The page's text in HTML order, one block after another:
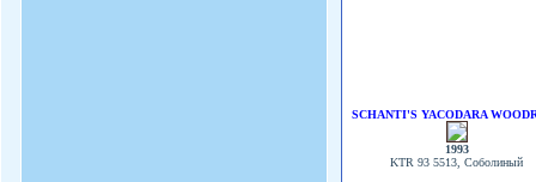
SCHANTI'S YACODARA
1993
KTR 93 5513, Соболиный